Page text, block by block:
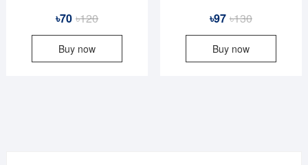
৳120Original
price
৳120.
৳70
Current
price
৳70.
Buy now
৳130Original
price
৳130.
৳97
Current
price
৳97.
Buy now